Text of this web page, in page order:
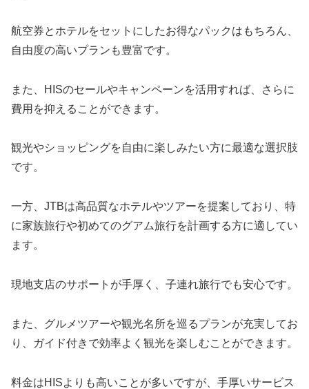
航空券とホテルをセットにしたお得なパックはもちろん、
自由度の高いプランも豊富です。
また、HISのセールやキャンペーンを活用すれば、さらに
費用を抑えることができます。
観光やショッピングを自由に楽しみたい方に最適な選択肢
です。
一方、JTBは高品質なホテルやツアーを提案しており、特
に家族旅行や初めてのグアム旅行を計画する方に適してい
ます。
現地支店のサポートが手厚く、子連れ旅行でも安心です。
また、グルメツアーや観光名所を巡るプランが充実してお
り、ガイド付きで効率よく観光を楽しむことができます。
料金はHISよりも高いことが多いですが、手厚いサービス